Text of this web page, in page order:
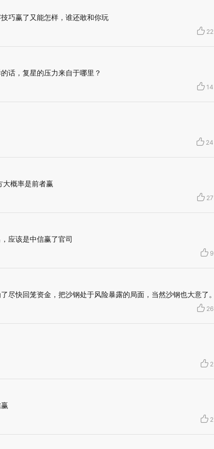
巧赢了又能怎样，谁还敢和你玩
22
话，复星的压力来自于哪里？
14
24
大概率是前者赢
27
应该是中信赢了官司
9
尽快回笼资金，把沙钢处于风险暴露的局面，当然沙钢也大意了。
26
2
2